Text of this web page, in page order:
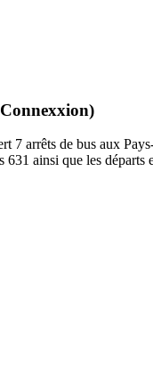
arrêts de bus aux
ainsi que les